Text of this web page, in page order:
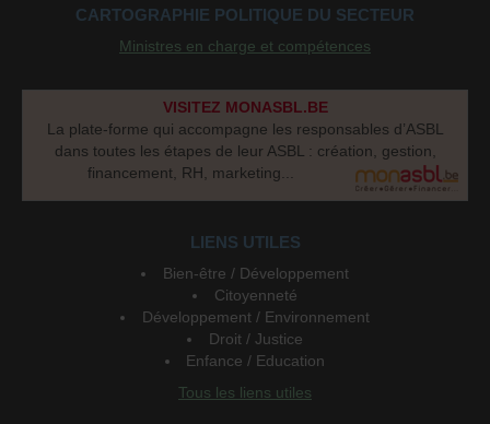
CARTOGRAPHIE POLITIQUE DU SECTEUR
Ministres en charge et compétences
VISITEZ MONASBL.BE
La plate-forme qui accompagne les responsables d’ASBL
dans toutes les étapes de leur ASBL : création, gestion,
financement, RH, marketing...
LIENS UTILES
Bien-être / Développement
Citoyenneté
Développement / Environnement
Droit / Justice
Enfance / Education
Tous les liens utiles